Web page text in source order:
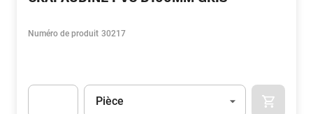
Numéro de produit 30217
Unité
Pièce